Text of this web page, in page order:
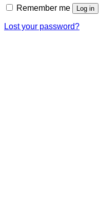
Remember me Log in
Lost your password?